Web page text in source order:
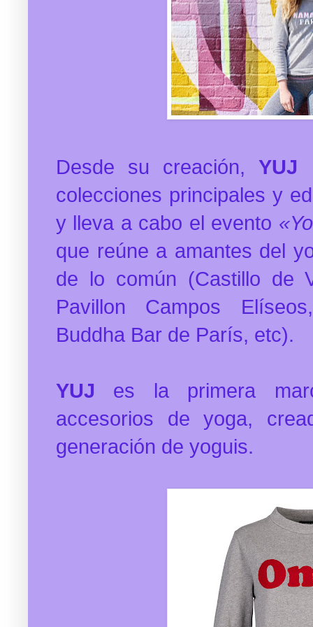
Desde su creación,YUJ
colecciones principales y
y lleva a cabo el evento
que reúne a amantes del
de lo común (Castillo de
Pavillon Campos
Buddha Bar de París, etc).
YUJ es la primera
accesorios de yoga,
generación de yoguis.